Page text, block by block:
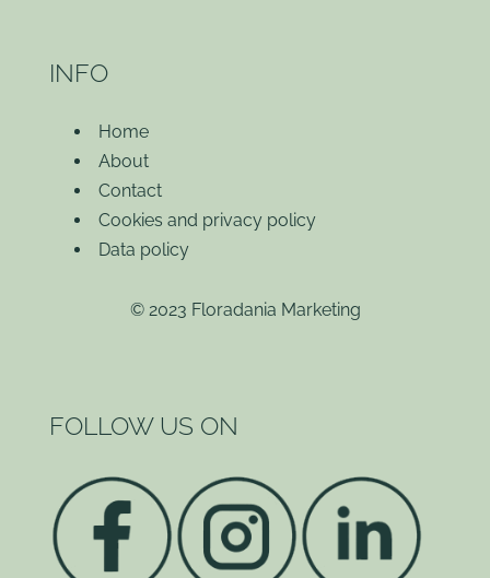
INFO
Home
About
Contact
Cookies and privacy policy
Data policy
© 2023 Floradania Marketing
FOLLOW US ON